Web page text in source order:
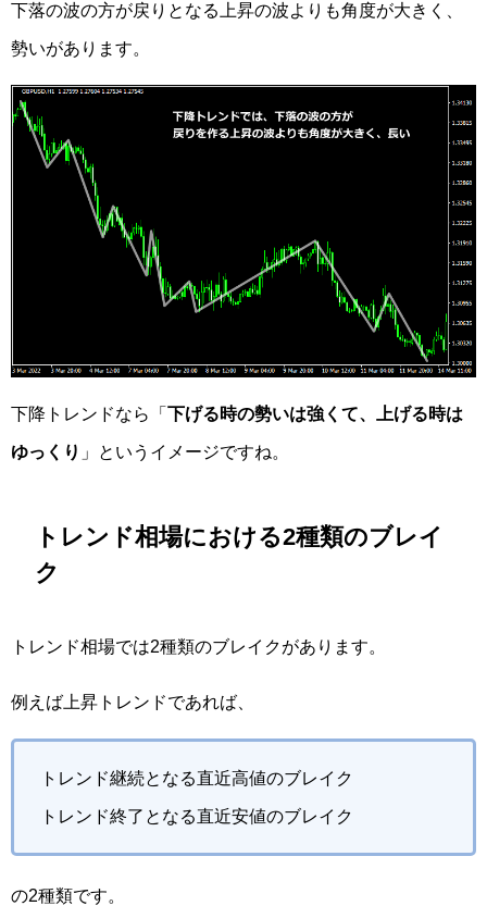
下落の波の方が戻りとなる上昇の波よりも角度が大きく、
勢いがあります。
下降トレンドなら「 下げる時の勢いは強くて、上げる時は
ゆっくり 」というイメージですね。
トレンド相場における2種類のブレイ
ク
トレンド相場では2種類のブレイクがあります。
例えば上昇トレンドであれば、
トレンド継続となる直近高値のブレイク
トレンド終了となる直近安値のブレイク
の2種類です。